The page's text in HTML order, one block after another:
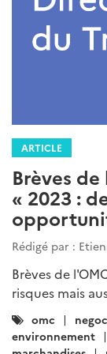
ARTICLE
Brèves de
« 2023 :
Rédigé par :
Brèves de
risques mais
Catégories
:
omc
environnement